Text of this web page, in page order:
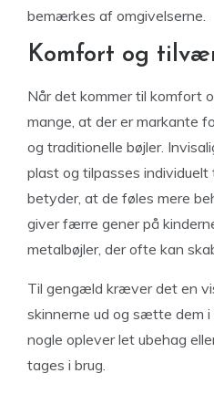
bemærkes af omgivelserne.
Komfort og
Når det kommer til komfort
mange, at der er markante
og traditionelle bøjler.
plast og tilpasses
betyder, at de føles mere
giver færre gener på
metalbøjler, der ofte kan
Til gengæld kræver det en
skinnerne ud og sætte dem
nogle oplever let ubehag
tages i brug.